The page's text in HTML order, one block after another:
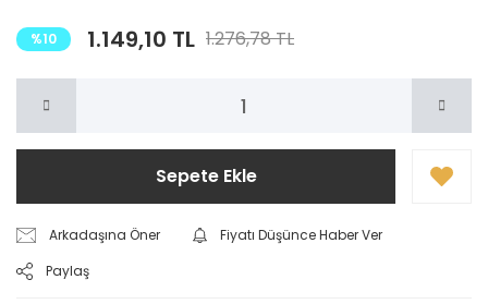
%10 1.149,10 TL 1.276,78 TL
Sepete Ekle
Arkadaşına Öner
Fiyatı Düşünce Haber Ver
Paylaş